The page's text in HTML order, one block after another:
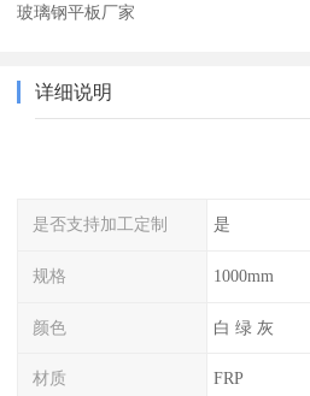
玻璃钢平板厂家
详细说明
是否支持加工定制 是
规格 1000mm
颜色 白 绿 灰
材质 FRP